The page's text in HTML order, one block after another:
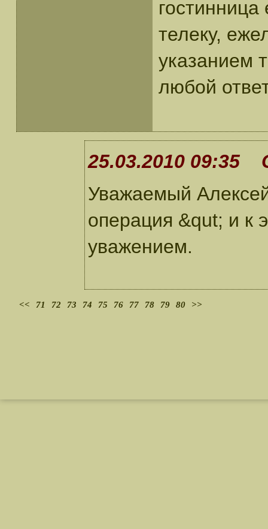
телеку,
указанием
любой
25.03.2010 09:35
Уважаемый
операция &qut; и к
уважением.
<< 71 72 73 74 75 76 77 78 79 80 >>